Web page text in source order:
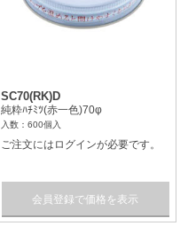
SC70(RK)D
純粋ﾊﾁﾐﾂ(赤一色)70φ
入数：600個入
ご注文にはログインが必要です。
会員登録で価格を表示